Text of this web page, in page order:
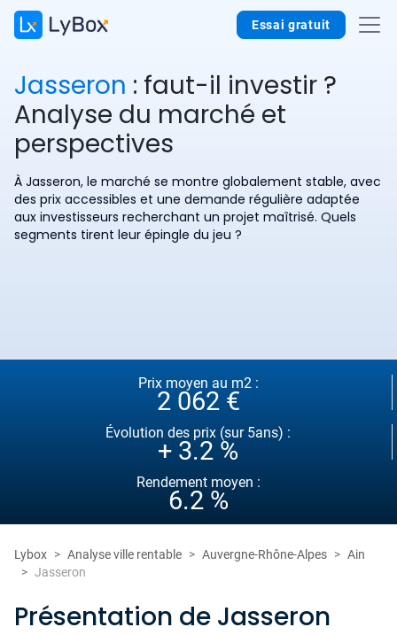
Essai gratuit
Jasseron : faut-il investir ?
Analyse du marché et
perspectives
À Jasseron, le marché se montre globalement stable, avec
des prix accessibles et une demande régulière adaptée
aux investisseurs recherchant un projet maîtrisé. Quels
segments tirent leur épingle du jeu ?
Prix moyen au m2 :
2 062 €
Évolution des prix (sur 5ans) :
+ 3.2 %
Rendement moyen :
6.2 %
Lybox Analyse ville rentable Auvergne-Rhône-Alpes
Ain
Jasseron
Présentation de Jasseron